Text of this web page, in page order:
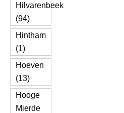
Hilvarenbeek
(94)
Hintham
(1)
Hoeven
(13)
Hooge
Mierde